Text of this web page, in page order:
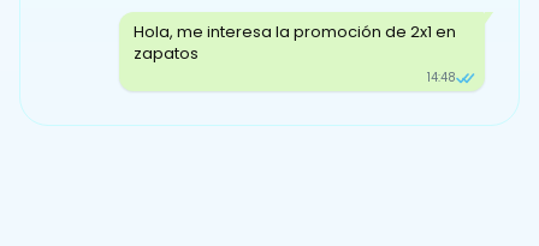
Hola, me interesa la promoción de 2x1 en
zapatos
14:48